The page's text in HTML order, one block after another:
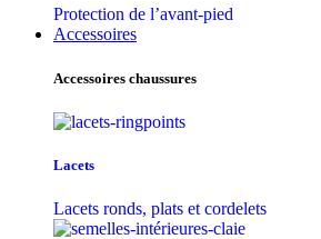
Protection de l’avant-pied
Accessoires
Accessoires chaussures
Lacets
Lacets ronds, plats et cordelets